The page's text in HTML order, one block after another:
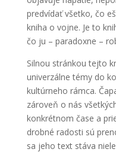
predvídať všetko, čo
kniha o vojne. Je to
čo ju – paradoxne –
Silnou stránkou tejto
univerzálne témy do
kultúrneho rámca.
zároveň o nás
konkrétnom čase a
drobné radosti sú
sa jeho text stáva